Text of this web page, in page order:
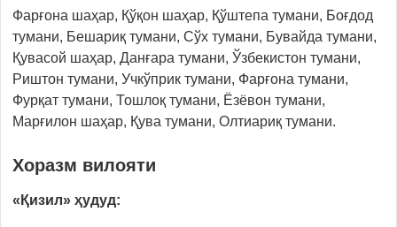
Фарғона шаҳар, Қўқон шаҳар, Қўштепа тумани, Боғдод
тумани, Бешариқ тумани, Сўх тумани, Бувайда тумани,
Қувасой шаҳар, Данғара тумани, Ўзбекистон тумани,
Риштон тумани, Учкўприк тумани, Фарғона тумани,
Фурқат тумани, Тошлоқ тумани, Ёзёвон тумани,
Маpғилон шаҳар, Қува тумани, Олтиариқ тумани.
Хоразм вилояти
«Қизил» ҳудуд: